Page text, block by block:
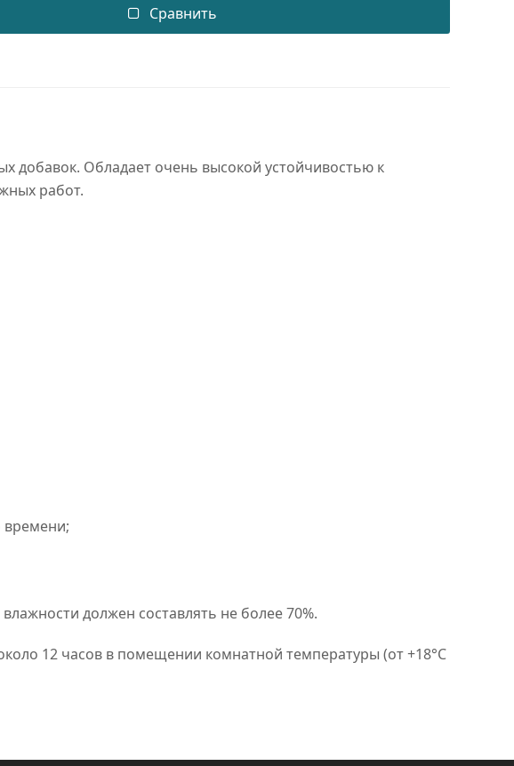
Сравнить
добавок. Обладает очень высокой устойчивостью к
работ.
времени;
должен составлять не более 70%.
12 часов в помещении комнатной температуры (от +18°C